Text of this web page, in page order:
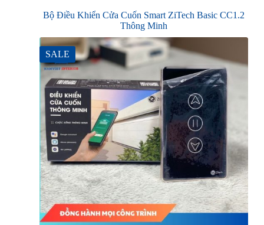
Bộ Điều Khiển Cửa Cuốn Smart ZiTech Basic CC1.2
Thông Minh
SALE